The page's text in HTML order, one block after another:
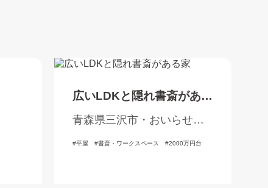
広いLDKと隠れ書斎がある
家
青森県三沢市・おいらせ
町・三戸郡
平屋 書斎・ワークスペース 2000万円台